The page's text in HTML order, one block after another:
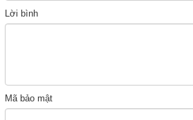
Lời bình
Mã bảo mật